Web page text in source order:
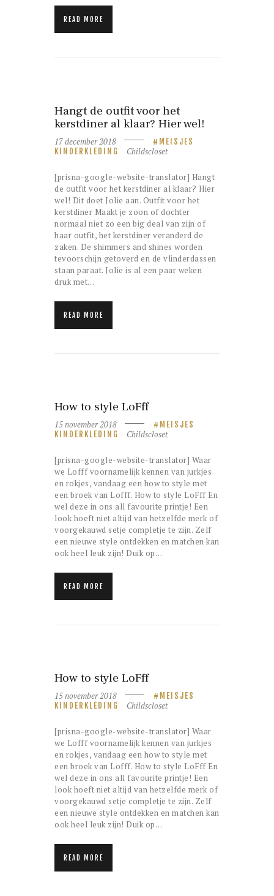
READ MORE
Hangt de outfit voor het
kerstdiner al klaar? Hier wel!
17 december 2018
MEISJES
KINDERKLEDING
Childscloset
[prisna-google-website-translator] Hangt
de outfit voor het kerstdiner al klaar? Hier
wel! Dit doet Jolie aan. Outfit voor het
kerstdiner Maakt je zoon of dochter
normaal niet zo een big deal van zijn of
haar outfit, het kerstdiner veranderd de
zaken. De shimmers and shines worden
tevoorschijn getoverd en de vlinderdassen
staan paraat. Jolie is al een paar weken
druk met…
READ MORE
How to style LoFff
15 november 2018
MEISJES
KINDERKLEDING
Childscloset
[prisna-google-website-translator] Waar
we Lofff voornamelijk kennen van jurkjes
en rokjes, vandaag een how to style met
een broek van Lofff. How to style LoFff En
wel deze in ons all favourite printje! Een
look hoeft niet altijd van hetzelfde merk of
voorgekauwd setje completje te zijn. Zelf
een nieuwe style ontdekken en matchen kan
ook heel leuk zijn! Duik op…
READ MORE
How to style LoFff
15 november 2018
MEISJES
KINDERKLEDING
Childscloset
[prisna-google-website-translator] Waar
we Lofff voornamelijk kennen van jurkjes
en rokjes, vandaag een how to style met
een broek van Lofff. How to style LoFff En
wel deze in ons all favourite printje! Een
look hoeft niet altijd van hetzelfde merk of
voorgekauwd setje completje te zijn. Zelf
een nieuwe style ontdekken en matchen kan
ook heel leuk zijn! Duik op…
READ MORE